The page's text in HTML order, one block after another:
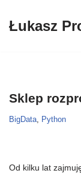
Przejdź
Łukasz
Sklep
BigData, Python
Od kilku lat